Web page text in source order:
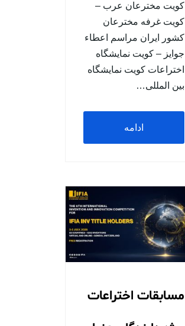
کویت مخترعان عرب –
کویت غرفه مخترعان
کشور ایران مراسم اعطاء
جوایز – کویت نمایشگاه
اختراعات کویت نمایشگاه
بین المللی…
ادامه
مسابقات اختراعات